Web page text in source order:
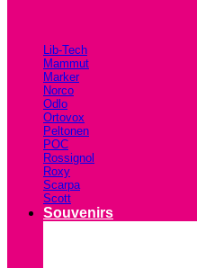
Lib-Tech
Mammut
Marker
Norco
Odlo
Ortovox
Peltonen
POC
Rossignol
Roxy
Scarpa
Scott
Souvenirs